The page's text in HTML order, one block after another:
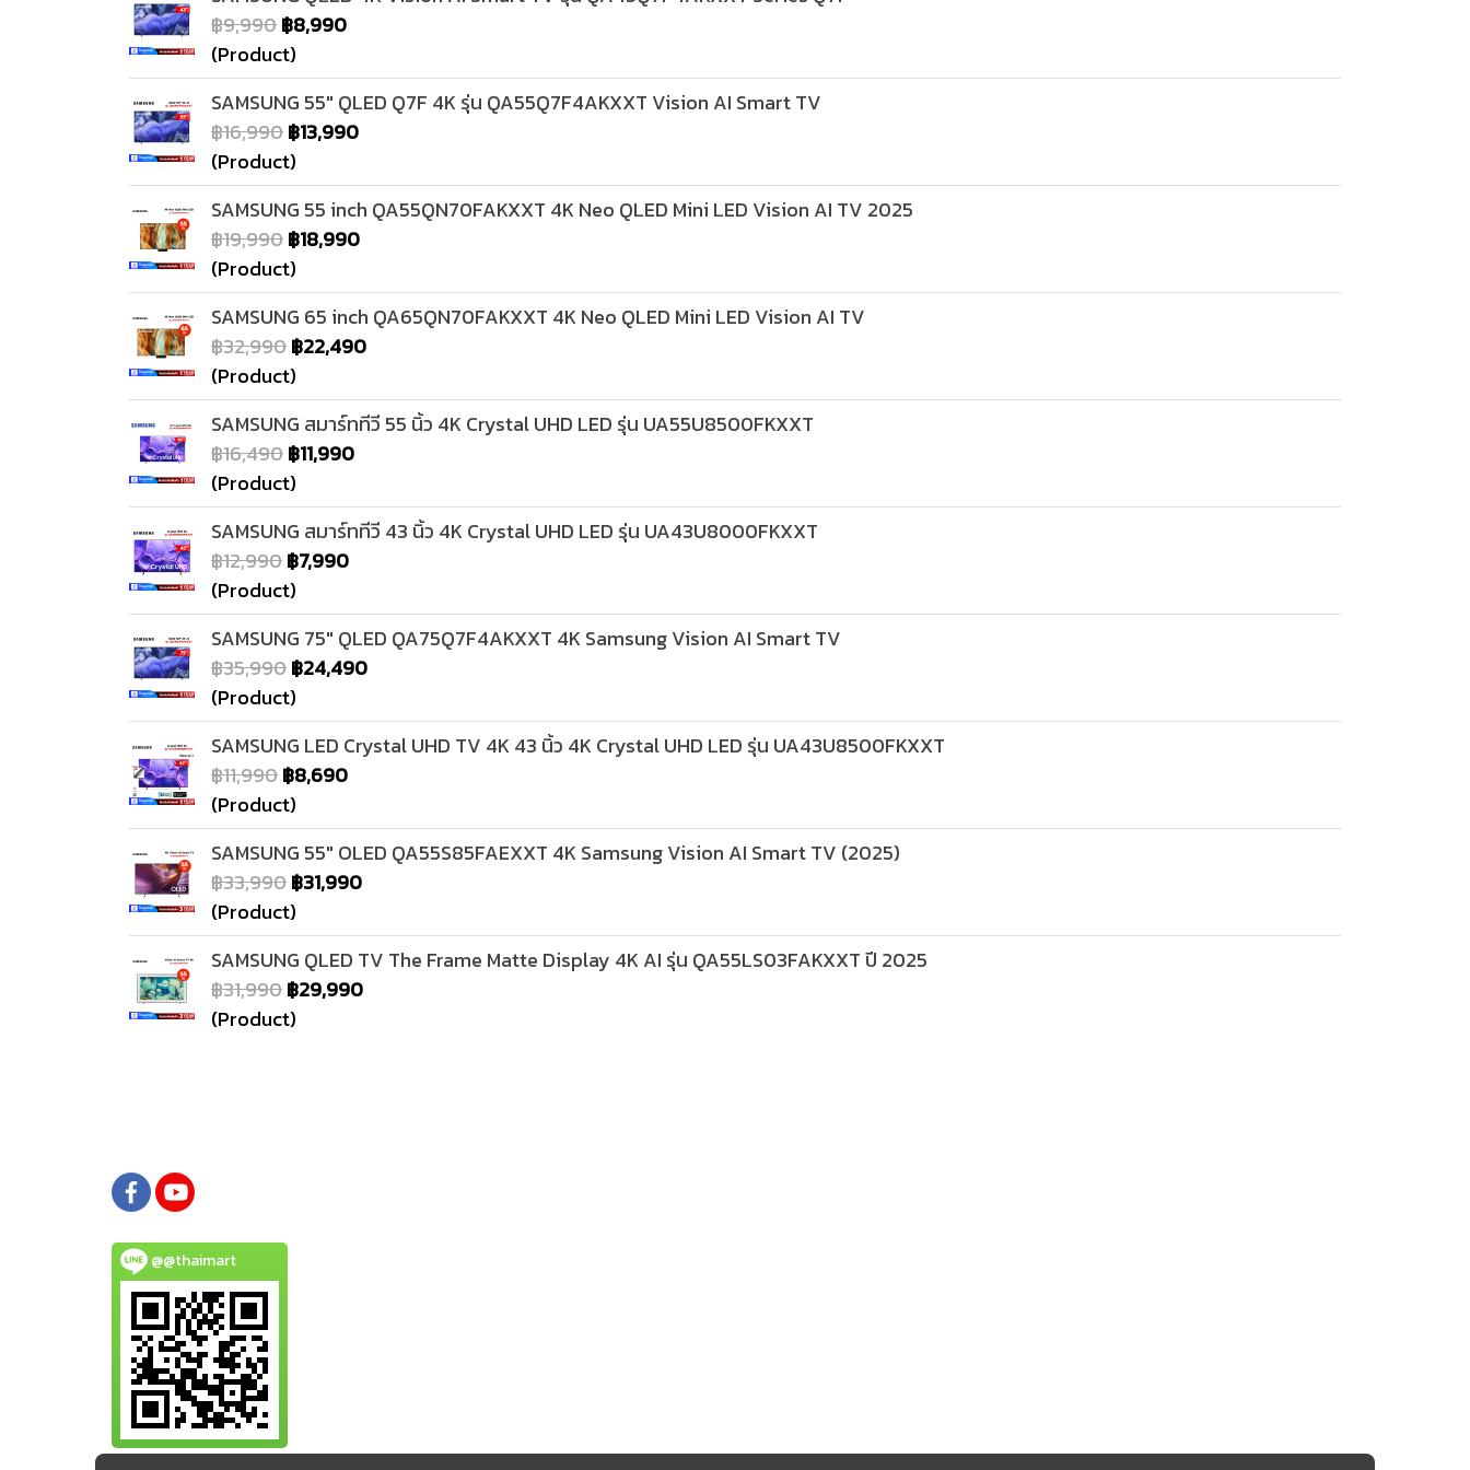
฿9,990฿8,990
(Product)
SAMSUNG 55" QLED Q7F 4K รุ่น QA55Q7F4AKXXT Vision AI Smart TV
฿16,990฿13,990
(Product)
SAMSUNG 55 inch QA55QN70FAKXXT 4K Neo QLED Mini LED Vision AI TV 2025
฿19,990฿18,990
(Product)
SAMSUNG 65 inch QA65QN70FAKXXT 4K Neo QLED Mini LED Vision AI TV
฿32,990฿22,490
(Product)
SAMSUNG สมาร์ททีวี 55 นิ้ว 4K Crystal UHD LED รุ่น UA55U8500FKXXT
฿16,490฿11,990
(Product)
SAMSUNG สมาร์ททีวี 43 นิ้ว 4K Crystal UHD LED รุ่น UA43U8000FKXXT
฿12,990฿7,990
(Product)
SAMSUNG 75" QLED QA75Q7F4AKXXT 4K Samsung Vision AI Smart TV
฿35,990฿24,490
(Product)
SAMSUNG LED Crystal UHD TV 4K 43 นิ้ว 4K Crystal UHD LED รุ่น UA43U8500FKXXT
฿11,990฿8,690
(Product)
SAMSUNG 55" OLED QA55S85FAEXXT 4K Samsung Vision AI Smart TV (2025)
฿33,990฿31,990
(Product)
SAMSUNG QLED TV The Frame Matte Display 4K AI รุ่น QA55LS03FAKXXT ปี 2025
฿31,990฿29,990
(Product)
@@thaimart